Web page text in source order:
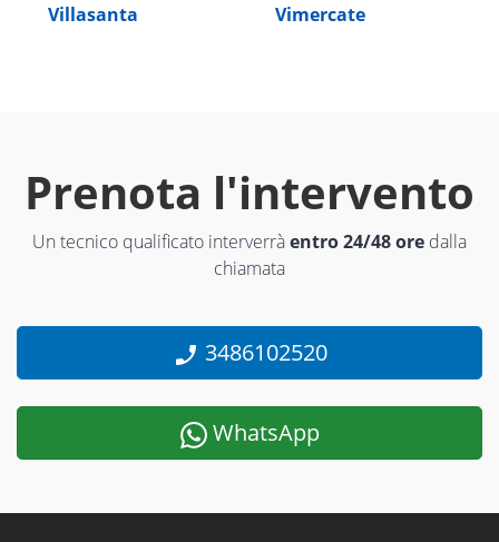
Villasanta
Vimercate
Prenota l'intervento
Un tecnico qualificato interverràentro 24/48 ore dalla
chiamata
3486102520
WhatsApp